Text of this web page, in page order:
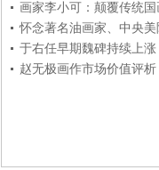
画家李小可：颠覆传统国
怀念著名油画家、中央
于右任早期魏碑持续上涨
赵无极画作市场价值评